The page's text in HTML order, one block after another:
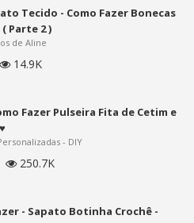
Tecido - Como Fazer Bonecas
Parte 2 )
de Aline
14.9K
Fazer Pulseira Fita de Cetim e
- DIY
250.7K
- Sapato Botinha Crochê -